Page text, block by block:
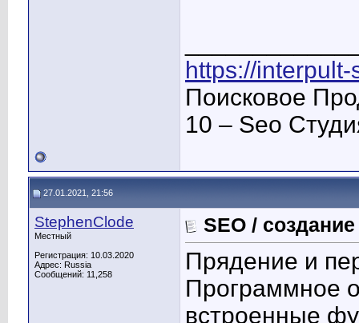
https://
Поисковое
10 – Seo
27.01.2021, 21:56
StephenClode
Местный
Регистрация: 10.03.2020
Адрес: Russia
Сообщений: 11,258
SEO /
Прядение и
Программное
встроенные